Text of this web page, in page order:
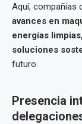
Aquí, compañías
avances en
energías
soluciones
futuro.
Presencia